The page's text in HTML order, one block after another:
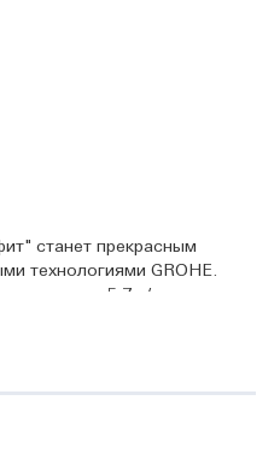
станет прекрасным
технологиями GROHE.
воды до 5,7 л/мин, что
или наслаждаться полной